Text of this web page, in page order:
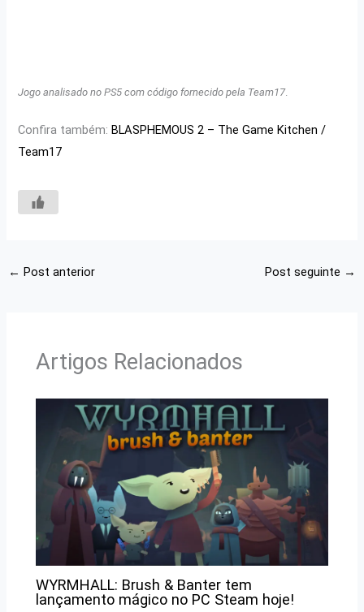
Jogo analisado no PS5 com código fornecido pela Team17.
Confira também:BLASPHEMOUS 2 – The Game Kitchen /
Team17
← Post anterior Post seguinte →
Artigos Relacionados
WYRMHALL: Brush & Banter tem
lançamento mágico no PC Steam hoje!